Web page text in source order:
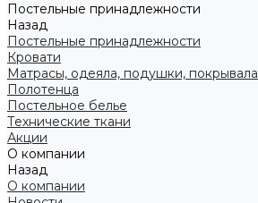
Постельные принадлежности
Назад
Постельные принадлежности
Кровати
Матрасы, одеяла, подушки, покрывала
Полотенца
Постельное белье
Технические ткани
Акции
О компании
Назад
О компании